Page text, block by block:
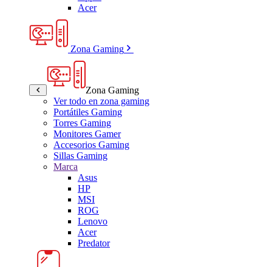
Acer
Zona Gaming
Zona Gaming
Ver todo en zona gaming
Portátiles Gaming
Torres Gaming
Monitores Gamer
Accesorios Gaming
Sillas Gaming
Marca
Asus
HP
MSI
ROG
Lenovo
Acer
Predator